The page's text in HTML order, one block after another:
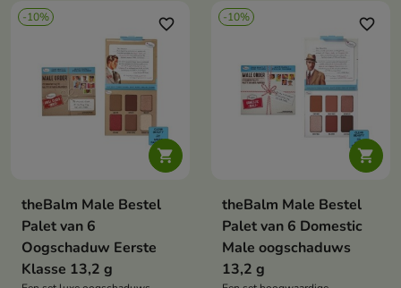
-10%

favorite_border
theBalm Male Bestel
Palet van 6
Oogschaduw Eerste
Klasse 13,2 g
-10%

favorite_border
theBalm Male Bestel
Palet van 6 Domestic
Male oogschaduws
13,2 g